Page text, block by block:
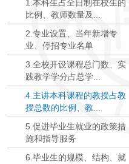
1.本科生占全日制在校生的
比例、教师数量及...
2.专业设置、当年新增专
业、停招专业名单
3.全校开设课程总门数、实
践教学学分占总学...
4.主讲本科课程的教授占教
授总数的比例、教...
5.促进毕业生就业的政策措
施和指导服务
6.毕业生的规模、结构、就